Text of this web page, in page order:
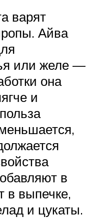
варят
Айва
или желе —
она
и
в
в выпечке,
и цукаты.